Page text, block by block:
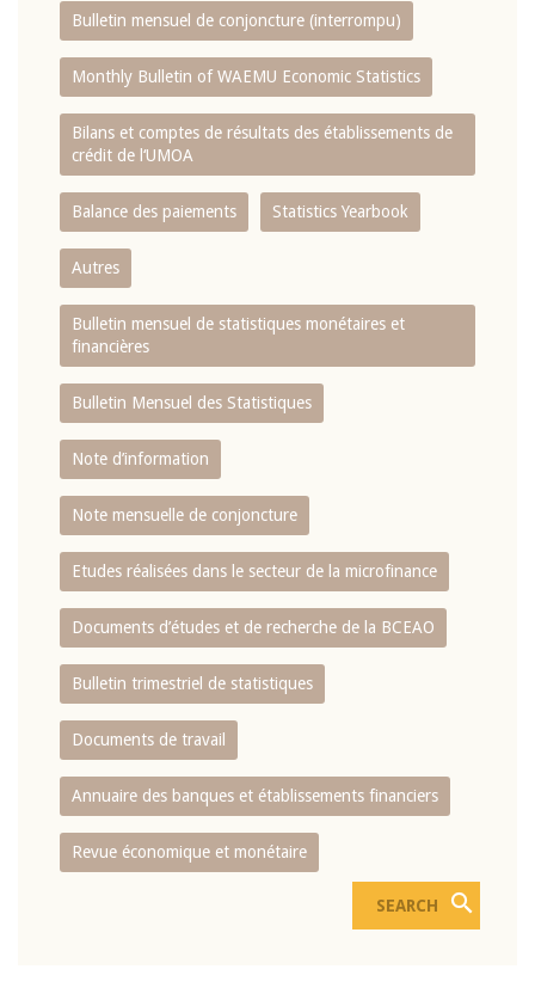
Bulletin mensuel de conjoncture (interrompu)
Monthly Bulletin of WAEMU Economic Statistics
Bilans et comptes de résultats des établissements de
crédit de l‘UMOA
Balance des paiements Statistics Yearbook
Autres
Bulletin mensuel de statistiques monétaires et
financières
Bulletin Mensuel des Statistiques
Note d’information
Note mensuelle de conjoncture
Etudes réalisées dans le secteur de la microfinance
Documents d’études et de recherche de la BCEAO
Bulletin trimestriel de statistiques
Documents de travail
Annuaire des banques et établissements financiers
Revue économique et monétaire